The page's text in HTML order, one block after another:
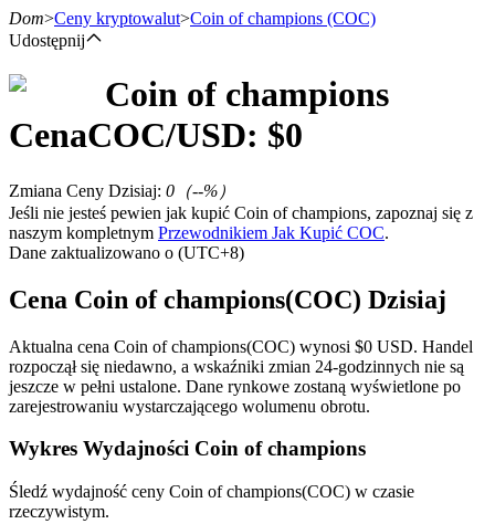
Kontrakty terminowe
Kontrakty futures wykorzystujące USDT jako zabezpieczenie
Dom>Ceny kryptowalut>Coin of champions (COC)
Udostępnij
Coin of champions
CenaCOC/USD: $0
Zmiana Ceny Dzisiaj: 0 （--%）
Jeśli nie jesteś pewien jak kupić Coin of champions, zapoznaj się z
naszym kompletnym Przewodnikiem Jak Kupić COC.
Dane zaktualizowano o (UTC+8)
Cena Coin of champions(COC) Dzisiaj
Aktualna cena Coin of champions(COC) wynosi $0 USD. Handel
rozpoczął się niedawno, a wskaźniki zmian 24-godzinnych nie są
jeszcze w pełni ustalone. Dane rynkowe zostaną wyświetlone po
zarejestrowaniu wystarczającego wolumenu obrotu.
Wykres Wydajności Coin of champions
Śledź wydajność ceny Coin of champions(COC) w czasie
rzeczywistym.